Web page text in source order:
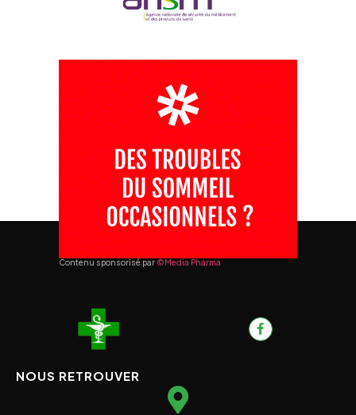
Contenu sponsorisé par ©Media Pharma
NOUS RETROUVER